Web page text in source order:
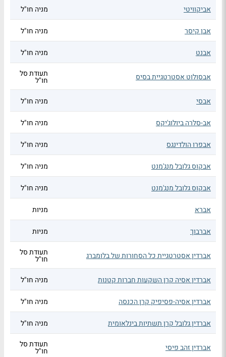
אביקוויטי מניה חו"ל
אבן קיסר מניה חו"ל
אבנט מניה חו"ל
אבסולוט אסטרטגיית בסיס תעודת סל
חו"ל
אבסי
מניה חו"ל
אב-סלרה ביולוג'יקס מניה חו"ל
אבפרו הולדינגס מניה חו"ל
אבקוס גלובל מנג'מנט מניה חו"ל
אבקוס גלובל מנג'מנט מניה חו"ל
אברא מניות
אברבוך מניות
אברדין אסטרטגיית כל הסחורות של בלומברג תעודת סל
חו"ל
אברדין אסיה קרן השקעות חברות קטנות
מניה חו"ל
אברדין אסיה-פסיפיק קרן הכנסה מניה חו"ל
אברדין גלובל קרן תשתיות בינלאומית מניה חו"ל
אברדין זהב פיסי תעודת סל
חו"ל